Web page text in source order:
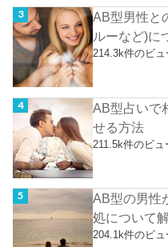
AB型男性と
ルーなど)に
214.3k件のビュ
AB型占いで
せる方法
211.5k件のビュ
AB型の男性
処について
204.1k件のビュ